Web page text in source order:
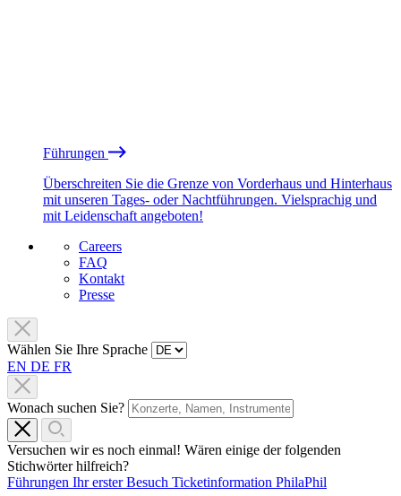
Führungen
Überschreiten Sie die Grenze von Vorderhaus und Hinterhaus
mit unseren Tages- oder Nachtführungen. Vielsprachig und
mit Leidenschaft angeboten!
Careers
FAQ
Kontakt
Presse
Wählen Sie Ihre Sprache
EN DE FR
Wonach suchen Sie?
Versuchen wir es noch einmal! Wären einige der folgenden
Stichwörter hilfreich?
Führungen Ihr erster Besuch Ticketinformation PhilaPhil